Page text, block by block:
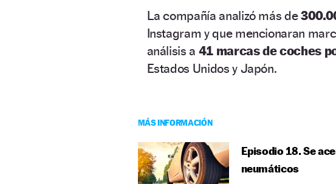
La compañía analizó más de
Instagram y que mencionaran
análisis a 41 marcas de coches
Estados Unidos y Japón.
MÁS INFORMACIÓN
Episodio 18. Se
neumáticos